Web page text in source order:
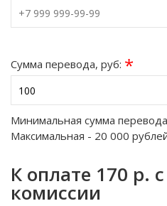
Сумма перевода, руб: *
Минимальная сумма
Максимальная - 20 000
К оплате 170 р.
комиссии